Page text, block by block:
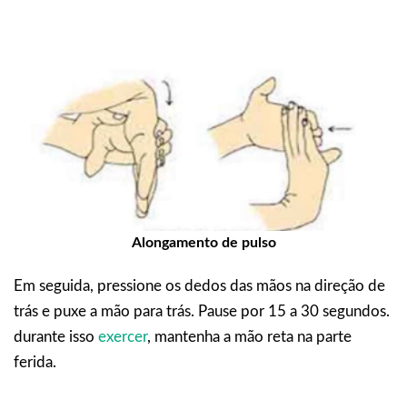
Alongamento de pulso
Em seguida, pressione os dedos das mãos na direção de
trás e puxe a mão para trás. Pause por 15 a 30 segundos.
durante isso exercer, mantenha a mão reta na parte
ferida.